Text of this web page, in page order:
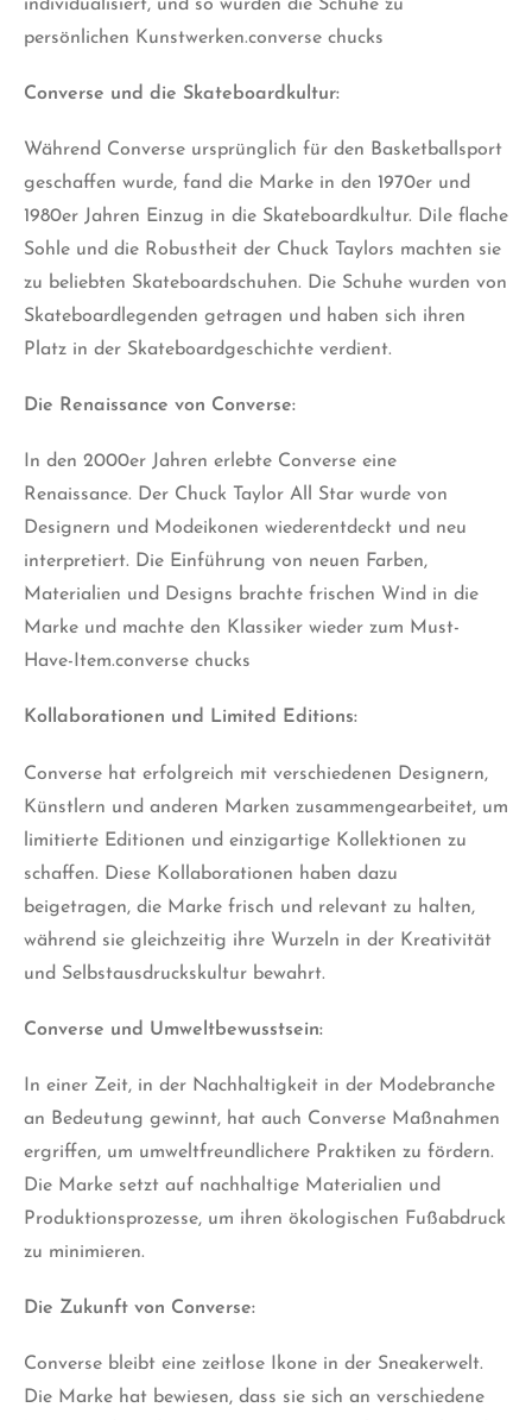
individualisiert, und so wurden die Schuhe zu
persönlichen Kunstwerken.converse chucks
Converse und die Skateboardkultur:
Während Converse ursprünglich für den Basketballsport
geschaffen wurde, fand die Marke in den 1970er und
1980er Jahren Einzug in die Skateboardkultur. DiIe flache
Sohle und die Robustheit der Chuck Taylors machten sie
zu beliebten Skateboardschuhen. Die Schuhe wurden von
Skateboardlegenden getragen und haben sich ihren
Platz in der Skateboardgeschichte verdient.
Die Renaissance von Converse:
In den 2000er Jahren erlebte Converse eine
Renaissance. Der Chuck Taylor All Star wurde von
Designern und Modeikonen wiederentdeckt und neu
interpretiert. Die Einführung von neuen Farben,
Materialien und Designs brachte frischen Wind in die
Marke und machte den Klassiker wieder zum Must-
Have-Item.converse chucks
Kollaborationen und Limited Editions:
Converse hat erfolgreich mit verschiedenen Designern,
Künstlern und anderen Marken zusammengearbeitet, um
limitierte Editionen und einzigartige Kollektionen zu
schaffen. Diese Kollaborationen haben dazu
beigetragen, die Marke frisch und relevant zu halten,
während sie gleichzeitig ihre Wurzeln in der Kreativität
und Selbstausdruckskultur bewahrt.
Converse und Umweltbewusstsein:
In einer Zeit, in der Nachhaltigkeit in der Modebranche
an Bedeutung gewinnt, hat auch Converse Maßnahmen
ergriffen, um umweltfreundlichere Praktiken zu fördern.
Die Marke setzt auf nachhaltige Materialien und
Produktionsprozesse, um ihren ökologischen Fußabdruck
zu minimieren.
Die Zukunft von Converse:
Converse bleibt eine zeitlose Ikone in der Sneakerwelt.
Die Marke hat bewiesen, dass sie sich an verschiedene